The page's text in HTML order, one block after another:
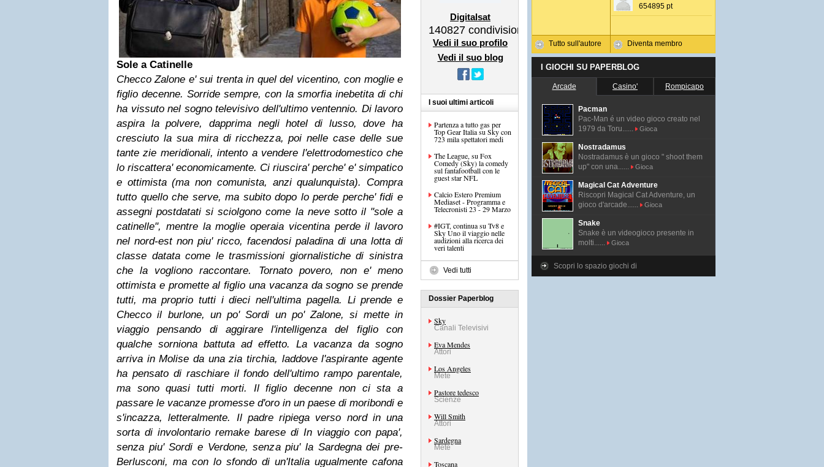
Sole a Catinelle
Checco Zalone e' sui trenta in quel del vicentino, con moglie e
figlio decenne. Sorride sempre, con la smorfia inebetita di chi
ha vissuto nel sogno televisivo dell'ultimo ventennio. Di lavoro
aspira la polvere, dapprima negli hotel di lusso, dove ha
cresciuto la sua mira di ricchezza, poi nelle case delle sue
tante zie meridionali, intento a vendere l'elettrodomestico che
lo riscattera' economicamente. Ci riuscira' perche' e' simpatico
e ottimista (ma non comunista, anzi qualunquista). Compra
tutto quello che serve, ma subito dopo lo perde perche' fidi e
assegni postdatati si sciolgono come la neve sotto il "sole a
catinelle", mentre la moglie operaia vicentina perde il lavoro
nel nord-est non piu' ricco, facendosi paladina di una lotta di
classe datata come le trasmissioni giornalistiche di sinistra
che la vogliono raccontare. Tornato povero, non e' meno
ottimista e promette al figlio una vacanza da sogno se prende
tutti, ma proprio tutti i dieci nell'ultima pagella. Li prende e
Checco il burlone, un po' Sordi un po' Zalone, si mette in
viaggio pensando di aggirare l'intelligenza del figlio con
qualche sorniona battuta ad effetto. La vacanza da sogno
arriva in Molise da una zia tirchia, laddove l'aspirante agente
ha pensato di raschiare il fondo dell'ultimo rampo parentale,
ma sono quasi tutti morti. Il figlio decenne non ci sta a
passare le vacanze promesse d'oro in un paese di moribondi e
s'incazza, letteralmente. Il padre ripiega verso nord in una
sorta di involontario remake barese di In viaggio con papa',
senza piu' Sordi e Verdone, senza piu' la Sardegna dei pre-
Berlusconi, ma con lo sfondo di un'Italia ugualmente cafona
Digitalsat
140827 condivisioni
Vedi il suo profilo
Vedi il suo blog
I suoi ultimi articoli
Partenza a tutto gas per
Top Gear Italia su Sky con
723 mila spettatori medi
The League, su Fox
Comedy (Sky) la comedy
sul fantafootball con le
guest star NFL
Calcio Estero Premium
Mediaset - Programma e
Telecronisti 23 - 29 Marzo
#IGT, continua su Tv8 e
Sky Uno il viaggio nelle
audizioni alla ricerca dei
veri talenti
Vedi tutti
Dossier Paperblog
Sky
Canali Televisivi
Eva Mendes
Attori
Los Angeles
Mete
Pastore tedesco
Scienze
Will Smith
Attori
Sardegna
Mete
Toscana
Tutto sull'autore
654895 pt
Diventa membro
I GIOCHI SU PAPERBLOG
Arcade Casino' Rompicapo
Pacman
Pac-Man é un video gioco creato nel
1979 da Toru......
Gioca
Nostradamus
Nostradamus è un gioco " shoot them
up" con una......
Gioca
Magical Cat Adventure
Riscopri Magical Cat Adventure, un
gioco d'arcade......
Gioca
Snake
Snake è un videogioco presente in
molti......
Gioca
Scopri lo spazio giochi di